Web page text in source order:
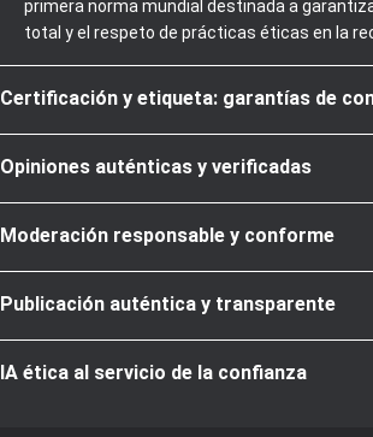
primera norma mundial destinada a
total y el respeto de prácticas éticas en la
Certificación y etiqueta: garantías de
Opiniones auténticas y verificadas
Moderación responsable y conforme
Publicación auténtica y transparente
IA ética al servicio de la confianza